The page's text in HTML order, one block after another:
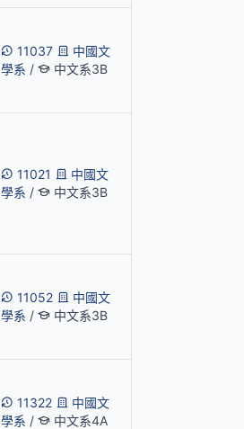
11037
中國文
學系 / 中文系3B
11021
中國文
學系 / 中文系3B
11052
中國文
學系 / 中文系3B
11322
中國文
學系 / 中文系4A